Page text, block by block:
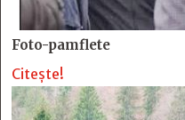
Foto-pamflete
Citește!